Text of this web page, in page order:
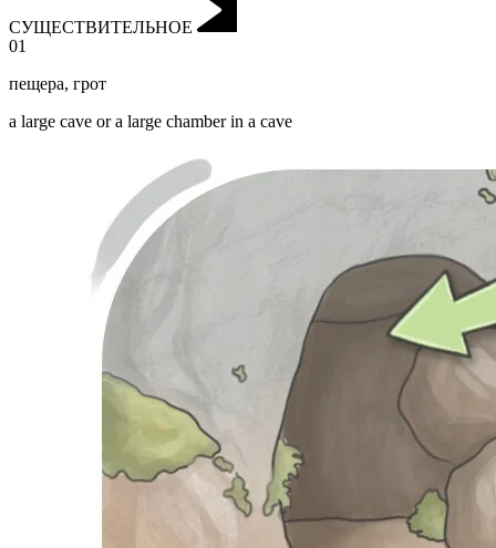
СУЩЕСТВИТЕЛЬНОЕ
01
пещера, грот
a large cave or a large chamber in a cave